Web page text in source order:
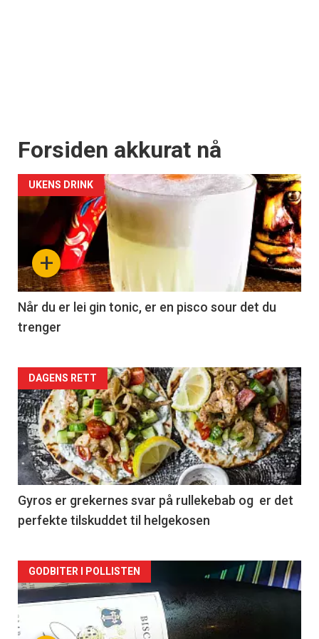
Forsiden akkurat nå
+
UKENS DRINK
Når du er lei gin tonic, er en pisco sour det du
trenger
Forsiden
akkurat
nå
-
2
DAGENS RETT
Gyros er grekernes svar på rullekebab og er det
perfekte tilskuddet til helgekosen
Forsiden
akkurat
GODBITER I POLLISTEN